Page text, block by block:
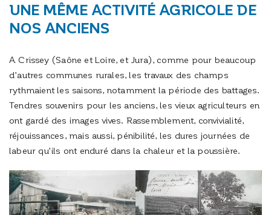
UNE MÊME ACTIVITÉ AGRICOLE DE
NOS ANCIENS
A Crissey (Saône et Loire, et Jura), comme pour beaucoup
d’autres communes rurales, les travaux des champs
rythmaient les saisons, notamment la période des battages.
Tendres souvenirs pour les anciens, les vieux agriculteurs en
ont gardé des images vives. Rassemblement, convivialité,
réjouissances, mais aussi, pénibilité, les dures journées de
labeur qu’ils ont enduré dans la chaleur et la poussière.